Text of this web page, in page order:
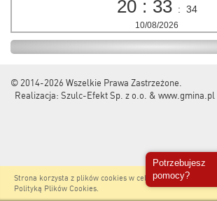
20 : 33 : 34
10/08/2026
Strona korzysta z plików cookies w celu realizacji usług i
Polityką Plików Cookies.
© 2014-2026 Wszelkie Prawa Zastrzeżone.
Realizacja: Szulc-Efekt Sp. z o.o. & www.gmina.pl
Potrzebujesz
pomocy?